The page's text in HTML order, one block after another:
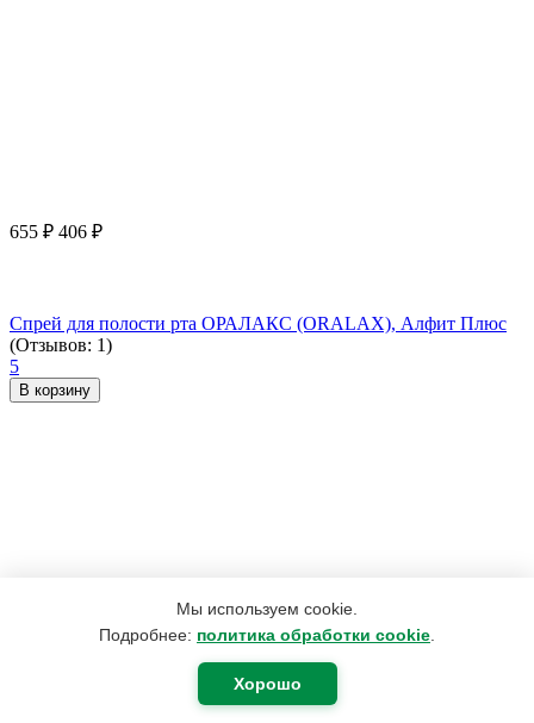
Мы используем cookie.
Подробнее: политика обработки cookie
Хорошо
655 ₽ 406 ₽
Спрей для полости рта ОРАЛАКС (ORALAX), Алфит Плюс
(Отзывов: 1)
5
В корзину